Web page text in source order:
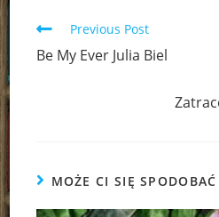
Read
articles
Previous Post
Be My Ever Julia Biel
MOŻE CI SIĘ